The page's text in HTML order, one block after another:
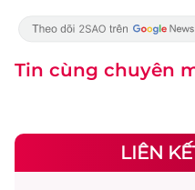
Tin cùng chuyên
LIÊN